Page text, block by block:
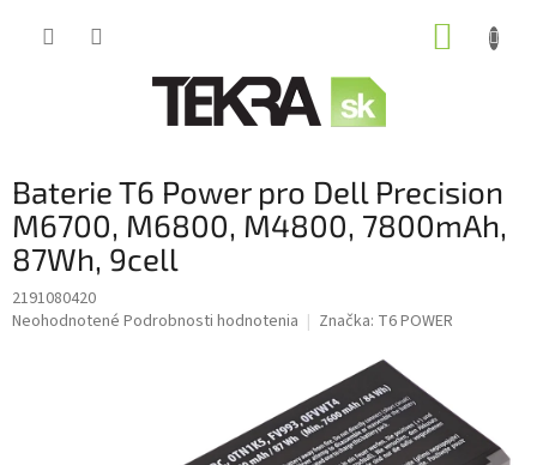
Baterie T6 Power pro Dell Precision
M6700, M6800, M4800, 7800mAh,
87Wh, 9cell
2191080420
Priemerné
Neohodnotené Podrobnosti hodnotenia Značka: T6 POWER